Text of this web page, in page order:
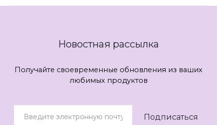
Новостная рассылка
Получайте своевременные обновления из ваших
любимых продуктов